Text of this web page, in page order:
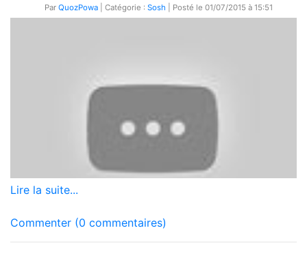
Par QuozPowa | Catégorie : Sosh | Posté le 01/07/2015 à 15:51
Lire la suite...
Commenter (0 commentaires)